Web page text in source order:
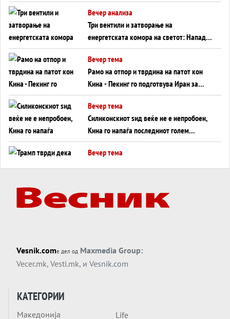
WILDBERRIES
Вечер анализа
Три вентили и затворање на
енергетската комора на светот: Нападот
во Суец најавува глобален енергетски
инфаркт?
Вечер тема
Рамо на отпор и тврдина на патот кон
Кина - Пекинг го подготвува Иран за
американска копнена инвазија
Вечер тема
Силиконскиот ѕид веќе не е непробоен,
Кина го напаѓа последниот голем
монопол на Западот?
Вечер тема
Вечер тема
ДЛАБОКО УДОЛУ: Сметководствените
Вечер тема
АТОМСКО ДОМИНО НА БЛИСКИОТ
ИСТОК
Обвинувањето кон Русија го поврзува
Vesnik.comе дел од Maxmedia Group:
Vecer.mk, Vesti.mk, и Vesnik.com
КАТЕГОРИИ
Македонија
Life